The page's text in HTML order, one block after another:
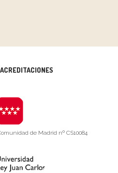
de Madrid nº CS10084